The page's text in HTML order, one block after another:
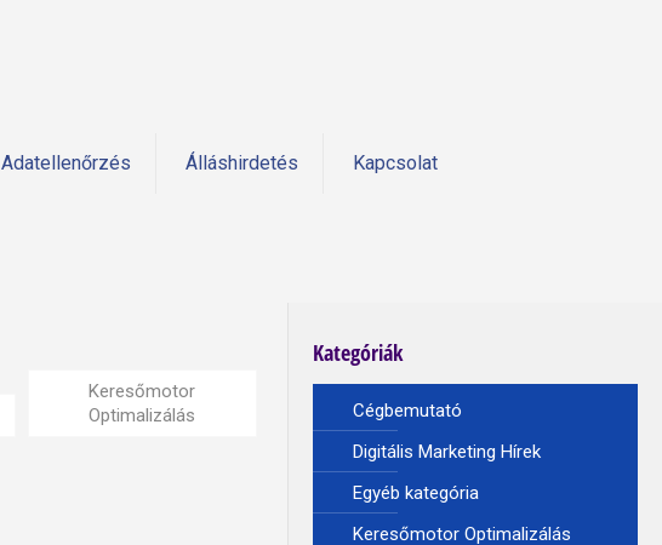
Adatellenőrzés Álláshirdetés Kapcsolat
Keresőmotor
Optimalizálás
Kategóriák
Cégbemutató
Digitális Marketing Hírek
Egyéb kategória
Keresőmotor Optimalizálás